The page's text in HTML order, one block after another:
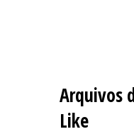
Arquivos
Like